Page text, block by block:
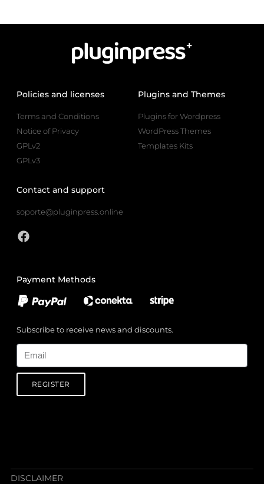
Policies and licenses
Terms and Conditions
Notice of Privacy
GPLv2
GPLv3
Plugins and Themes
Plugins for Wordpress
WordPress Themes
Templates Kits
Contact and support
soporte@pluginpress.online
Payment Methods
Subscribe to receive news and discounts.
REGISTER
DISCLAIMER